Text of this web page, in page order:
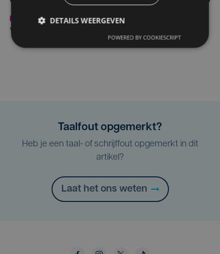
Partnercontent
vr 27 maart
Vaste waarde in transportsector: A&D Trucks
Taalfout opgemerkt?
Heb je een taal- of schrijffout opgemerkt in dit
artikel?
Laat het ons weten
DETAILS WEERGEVEN
POWERED BY COOKIESCRIPT